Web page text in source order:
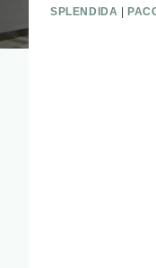
SPLENDIDA